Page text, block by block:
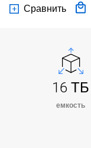
Сравнить
16 ТБ
емкость